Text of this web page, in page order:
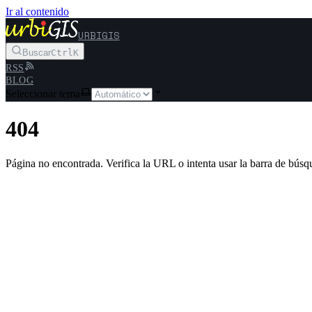
Ir al contenido
URBIGIS
BuscarCtrlK
RSS
BLOG
Seleccionar tema
404
Página no encontrada. Verifica la URL o intenta usar la barra de